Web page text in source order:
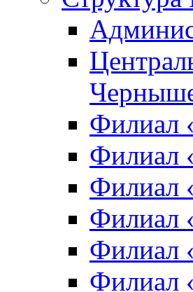
Филиал
Филиал
Филиал
Филиал
Филиал
Филиал